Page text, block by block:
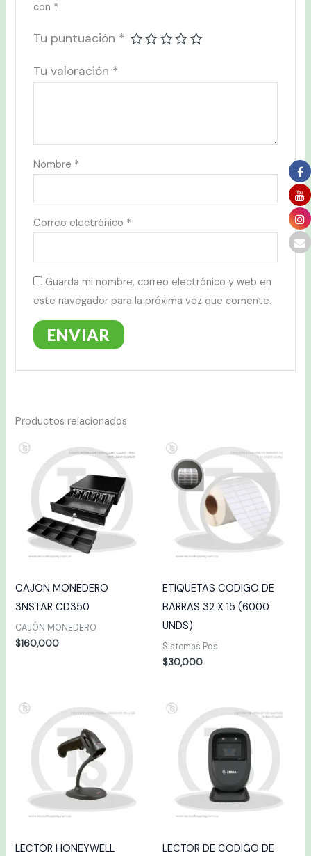
con *
Tu puntuación *
Tu valoración *
Nombre *
Correo electrónico *
Guarda mi nombre, correo electrónico y web en
este navegador para la próxima vez que comente.
Productos relacionados
CAJON MONEDERO
3NSTAR CD350
CAJÓN MONEDERO
$160,000
ETIQUETAS CODIGO DE
BARRAS 32 X 15 (6000
UNDS)
Sistemas Pos
$30,000
LECTOR HONEYWELL
LECTOR DE CODIGO DE